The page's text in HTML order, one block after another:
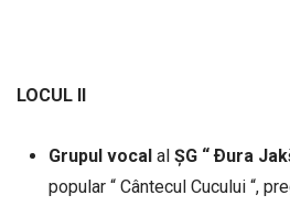
LOCUL II
Grupul vocal al ȘG “ Ðura
popular “ Cântecul Cucului “,